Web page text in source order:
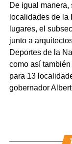
De igual
localidades de la
lugares, el
junto a
Deportes de la
como así
para 13
gobernador